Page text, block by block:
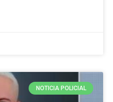
NOTICIA POLICIAL